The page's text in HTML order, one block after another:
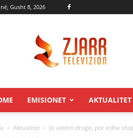
Gusht 8, 2026
EMISIONET AKTUALITET
Aktualitet Jo vetëm drogë, por edhe